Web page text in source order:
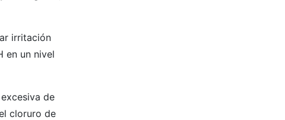
irritación
en un nivel
de
cloruro de